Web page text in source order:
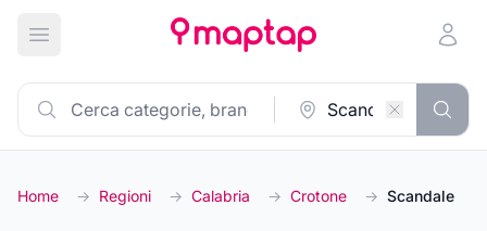
Apri menu principale
Home → Regioni → Calabria → Crotone → Scandale